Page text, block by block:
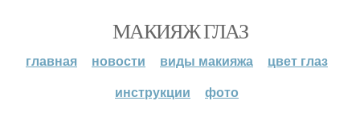
МАКИЯЖ ГЛАЗ
главная новости виды макияжа
цвет глаз
инструкции
фото